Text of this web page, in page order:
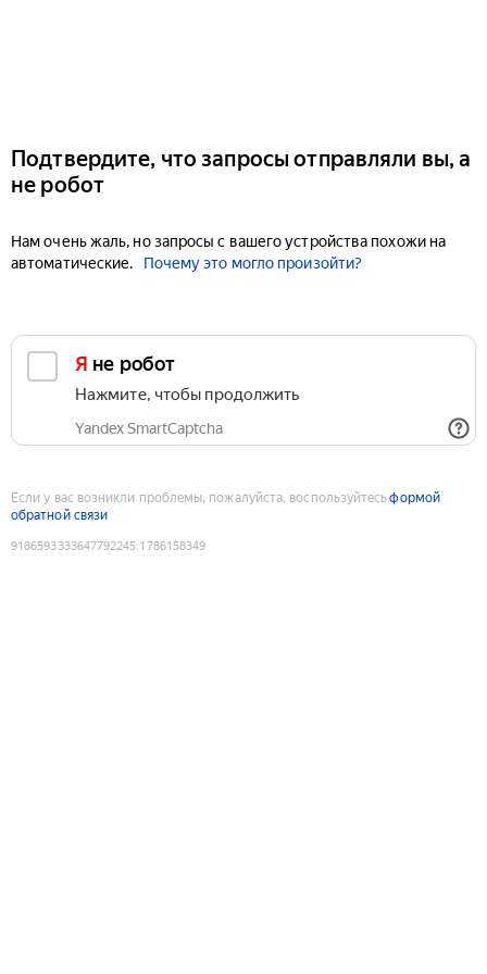
Подтвердите, что запросы отправляли вы, а
не робот
Нам очень жаль, но запросы с вашего устройства похожи на
автоматические.
Почему это могло произойти?
Я не робот
Нажмите, чтобы продолжить
Yandex SmartCaptcha
Если у вас возникли проблемы, пожалуйста, воспользуйтесьформой
обратной связи
9186593333647792245:1786158349